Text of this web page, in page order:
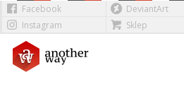
Facebook DeviantArt
Instagram
Sklep